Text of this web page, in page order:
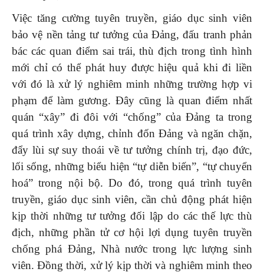
Việc tăng cường tuyên truyền, giáo dục sinh viên
bảo vệ nền tảng tư tưởng của Đảng, đấu tranh phản
bác các quan điểm sai trái, thù địch trong tình hình
mới chỉ có thể phát huy được hiệu quả khi đi liền
với đó là xử lý nghiêm minh những trường hợp vi
phạm để làm gương. Đây cũng là quan điểm nhất
quán “xây” đi đôi với “chống” của Đảng ta trong
quá trình xây dựng, chỉnh đốn Đảng và ngăn chặn,
đẩy lùi sự suy thoái về tư tưởng chính trị, đạo đức,
lối sống, những biểu hiện “tự diễn biến”, “tự chuyển
hoá” trong nội bộ. Do đó, trong quá trình tuyên
truyền, giáo dục sinh viên, cần chủ động phát hiện
kịp thời những tư tưởng đối lập do các thế lực thù
địch, những phần tử cơ hội lợi dụng tuyên truyền
chống phá Đảng, Nhà nước trong lực lượng sinh
viên. Đồng thời, xử lý kịp thời và nghiêm minh theo